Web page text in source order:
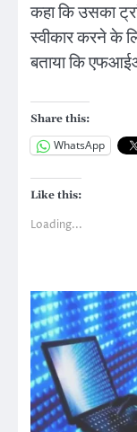
कहा कि उसका
स्वीकार करने के
बताया कि
Share this:
WhatsApp
Like this:
Loading...